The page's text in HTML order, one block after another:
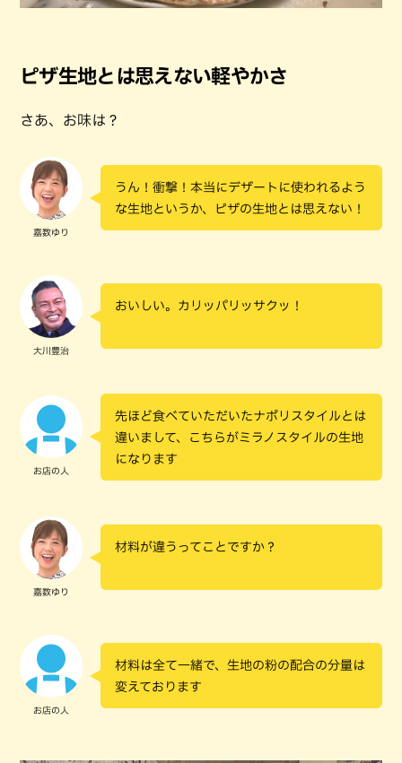
ピザ生地とは思えない軽やかさ
さあ、お味は？
嘉数ゆり
うん！衝撃！本当にデザートに使われるよう
な生地というか、ピザの生地とは思えない！
大川豊治
おいしい。カリッパリッサクッ！
お店の人
先ほど食べていただいたナポリスタイルとは
違いまして、こちらがミラノスタイルの生地
になります
嘉数ゆり
材料が違うってことですか？
お店の人
材料は全て一緒で、生地の粉の配合の分量は
変えております